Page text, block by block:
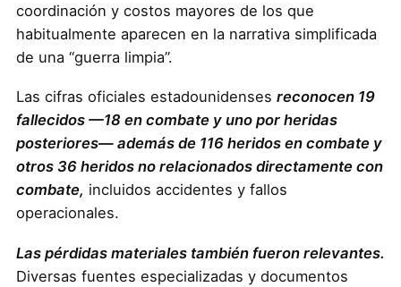
coordinación y costos mayores de los que
habitualmente aparecen en la narrativa simplificada
de una “guerra limpia”.
Las cifras oficiales estadounidenses reconocen 19
fallecidos —18 en combate y uno por heridas
posteriores— además de 116 heridos en combate y
otros 36 heridos no relacionados directamente con
combate, incluidos accidentes y fallos
operacionales.
Las pérdidas materiales también fueron relevantes.
Diversas fuentes especializadas y documentos